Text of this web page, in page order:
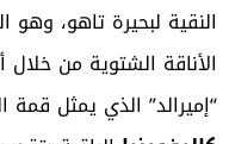
النقية لبحيرة تاهو،
الأناقة الشتوية من خلال
“إميرالد” الذي يمثل قمة